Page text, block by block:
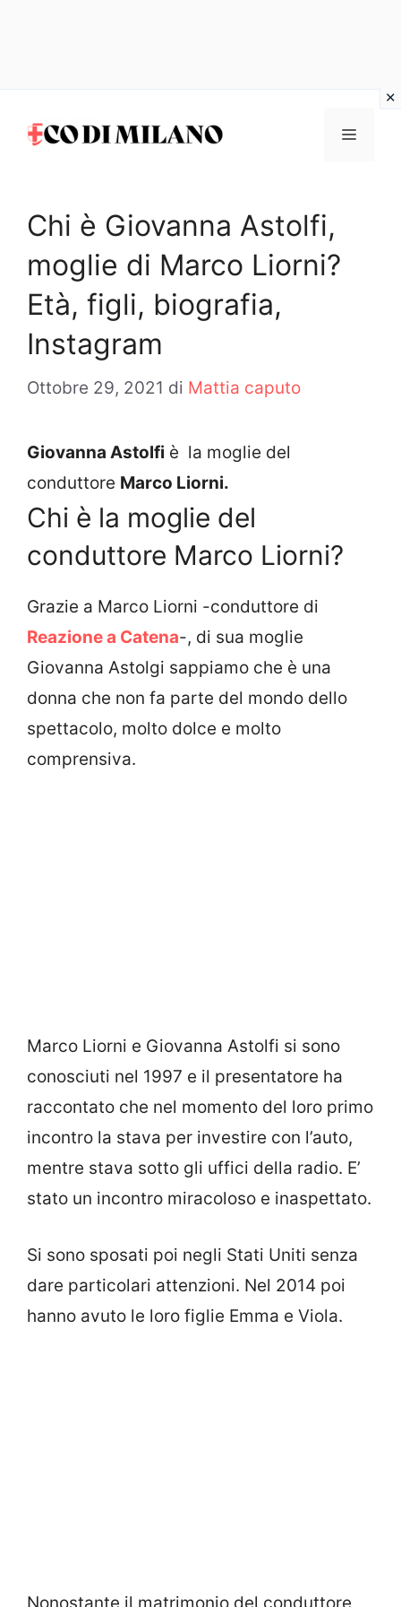
MENU
Chi è Giovanna Astolfi,
moglie di Marco Liorni?
Età, figli, biografia,
Instagram
Ottobre 29, 2021 di Mattia caputo
Giovanna Astolfi è la moglie del
conduttore Marco Liorni.
Chi è la moglie del
conduttore Marco Liorni?
Grazie a Marco Liorni -conduttore di
Reazione a Catena-, di sua moglie
Giovanna Astolgi sappiamo che è una
donna che non fa parte del mondo dello
spettacolo, molto dolce e molto
comprensiva.
Marco Liorni e Giovanna Astolfi si sono
conosciuti nel 1997 e il presentatore ha
raccontato che nel momento del loro primo
incontro la stava per investire con l’auto,
mentre stava sotto gli uffici della radio. E’
stato un incontro miracoloso e inaspettato.
Si sono sposati poi negli Stati Uniti senza
dare particolari attenzioni. Nel 2014 poi
hanno avuto le loro figlie Emma e Viola.